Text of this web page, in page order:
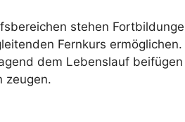
stehen
Fernkurs ermöglichen.
dem Lebenslauf
zeugen.